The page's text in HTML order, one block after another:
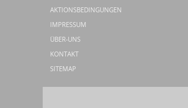
AKTIONSBEDINGUNGEN
IMPRESSUM
ÜBER-UNS
KONTAKT
SITEMAP